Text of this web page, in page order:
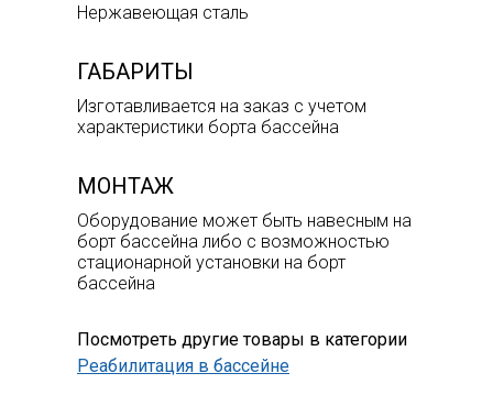
Нержавеющая сталь
ГАБАРИТЫ
Изготавливается на заказ с учетом
характеристики борта бассейна
МОНТАЖ
Оборудование может быть навесным на
борт бассейна либо с возможностью
стационарной установки на борт
бассейна
Посмотреть другие товары в категории
Реабилитация в бассейне